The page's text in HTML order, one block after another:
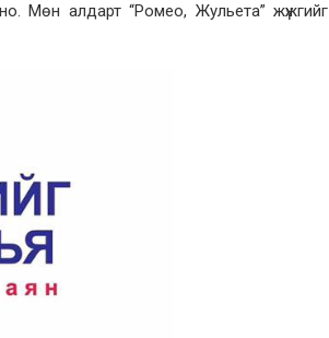
Мөн алдарт “Ромео, Жульета” жүжгийг